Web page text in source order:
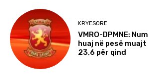
KRYESORE
VMRO-DPMNE:
huaj në pesë
23,6 për qind